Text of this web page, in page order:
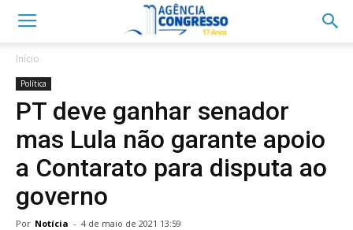
Início
Política
PT deve ganhar senador
mas Lula não garante apoio
a Contarato para disputa ao
governo
Por Notícia - 4 de maio de 2021 13:59